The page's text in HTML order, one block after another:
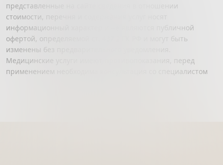
представленные на сайте сведения в отношении
стоимости, перечня и содержания услуг носят
информационный характер и не являются публичной
офертой, определяемой ст. 437.2 ГК РФ и могут быть
изменены без предварительного уведомления.
Медицинские услуги имеют противопоказания, перед
применением необходима консультация со специалистом